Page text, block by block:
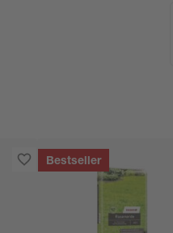
Bestseller